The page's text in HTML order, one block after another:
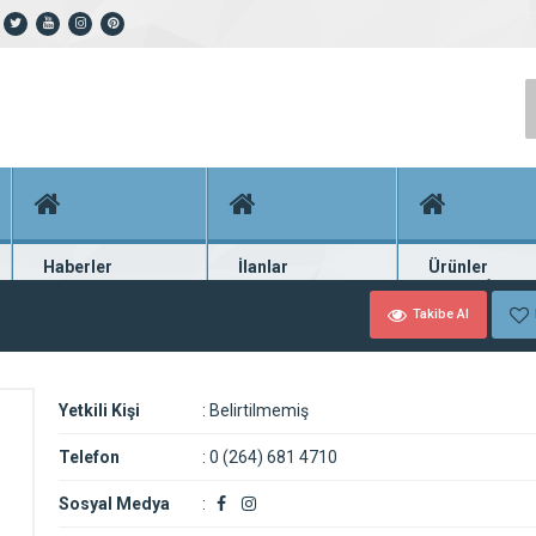
Haberler
En güncel haberler
İlanlar
Güncel seri ilanlar
Ürünler
Binlerce firma
Takibe Al
Yetkili Kişi : Belirtilmemiş
Telefon : 0 (264) 681 4710
Sosyal Medya :